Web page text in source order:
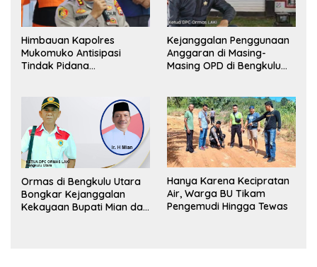
Himbauan Kapolres
Mukomuko Antisipasi
Tindak Pidana
Kejanggalan Penggunaan
Anggaran di Masing-
Masing OPD di Bengkulu
Ormas di Bengkulu Utara
Bongkar Kejanggalan
Kekayaan Bupati Mian dan
Hanya Karena Kecipratan
Air, Warga BU Tikam
Pengemudi Hingga Tewas